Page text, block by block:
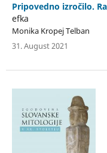
Pripovedno izročilo.
efka
Monika Kropej Telban
31. August 2021